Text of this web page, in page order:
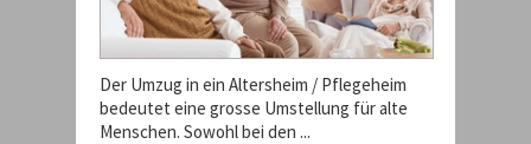
Der Umzug in ein Altersheim / Pflegeheim
bedeutet eine grosse Umstellung für alte
Menschen. Sowohl bei den ...